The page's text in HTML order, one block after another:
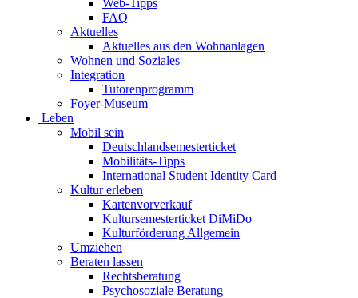
Web-Tipps
FAQ
Aktuelles
Aktuelles aus den Wohnanlagen
Wohnen und Soziales
Integration
Tutorenprogramm
Foyer-Museum
Leben
Mobil sein
Deutschlandsemesterticket
Mobilitäts-Tipps
International Student Identity Card
Kultur erleben
Kartenvorverkauf
Kultursemesterticket DiMiDo
Kulturförderung Allgemein
Umziehen
Beraten lassen
Rechtsberatung
Psychosoziale Beratung